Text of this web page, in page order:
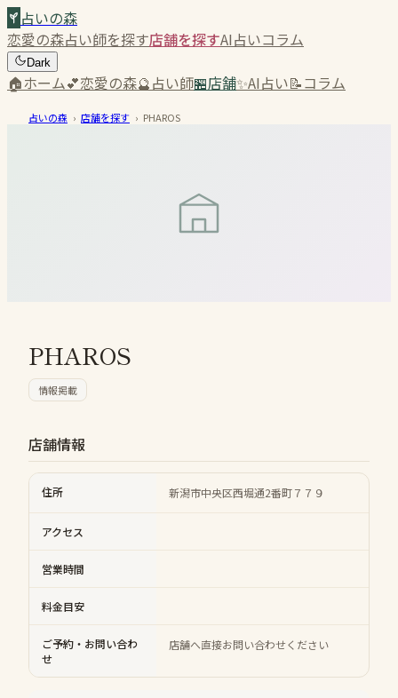
占いの森
恋愛の森占い師を探す店舗を探すAI占いコラム
Dark
🏠ホーム💕恋愛の森🔮占い師🏪店舗✨AI占い📝コラム
占いの森 › 店舗を探す › PHAROS
PHAROS
情報掲載
店舗情報
住所 新潟市中央区西堀通2番町７７９
アクセス
営業時間
料金目安
ご予約・お問い合わ
せ
店舗へ直接お問い合わせください